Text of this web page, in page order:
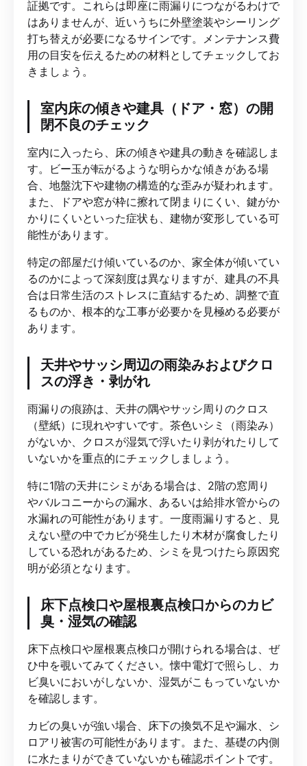
証拠です。これらは即座に雨漏りにつながるわけで
はありませんが、近いうちに外壁塗装やシーリング
打ち替えが必要になるサインです。メンテナンス費
用の目安を伝えるための材料としてチェックしてお
きましょう。
室内床の傾きや建具（ドア・窓）の開
閉不良のチェック
室内に入ったら、床の傾きや建具の動きを確認しま
す。ビー玉が転がるような明らかな傾きがある場
合、地盤沈下や建物の構造的な歪みが疑われます。
また、ドアや窓が枠に擦れて閉まりにくい、鍵がか
かりにくいといった症状も、建物が変形している可
能性があります。
特定の部屋だけ傾いているのか、家全体が傾いてい
るのかによって深刻度は異なりますが、建具の不具
合は日常生活のストレスに直結するため、調整で直
るものか、根本的な工事が必要かを見極める必要が
あります。
天井やサッシ周辺の雨染みおよびクロ
スの浮き・剥がれ
雨漏りの痕跡は、天井の隅やサッシ周りのクロス
（壁紙）に現れやすいです。茶色いシミ（雨染み）
がないか、クロスが湿気で浮いたり剥がれたりして
いないかを重点的にチェックしましょう。
特に1階の天井にシミがある場合は、2階の窓周り
やバルコニーからの漏水、あるいは給排水管からの
水漏れの可能性があります。一度雨漏りすると、見
えない壁の中でカビが発生したり木材が腐食したり
している恐れがあるため、シミを見つけたら原因究
明が必須となります。
床下点検口や屋根裏点検口からのカビ
臭・湿気の確認
床下点検口や屋根裏点検口が開けられる場合は、ぜ
ひ中を覗いてみてください。懐中電灯で照らし、カ
ビ臭いにおいがしないか、湿気がこもっていないか
を確認します。
カビの臭いが強い場合、床下の換気不足や漏水、シ
ロアリ被害の可能性があります。また、基礎の内側
に水たまりができていないかも確認ポイントです。